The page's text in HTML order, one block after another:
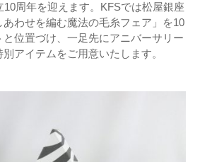
10周年を迎えます。KFSでは松屋銀座
あわせを編む魔法の毛糸フェア」を10
位置づけ、一足先にアニバーサリー
アイテムをご用意いたします。